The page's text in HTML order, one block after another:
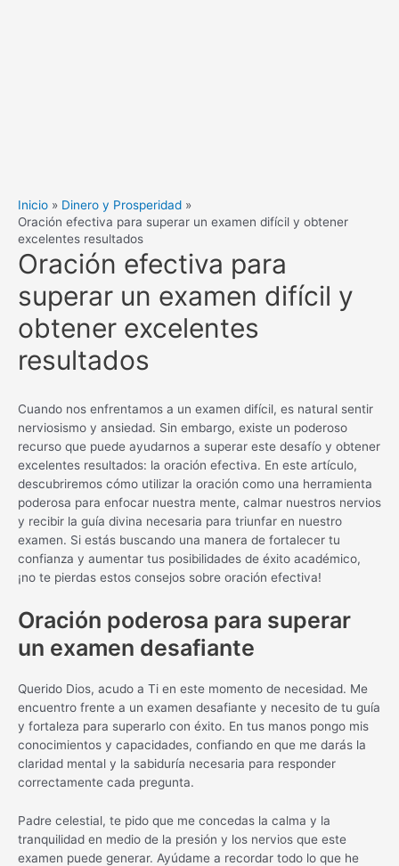
Inicio
Dinero y Prosperidad
Oración efectiva para superar un examen difícil y obtener
excelentes resultados
Oración efectiva para
superar un examen difícil y
obtener excelentes
resultados
Cuando nos enfrentamos a un examen difícil, es natural sentir
nerviosismo y ansiedad. Sin embargo, existe un poderoso
recurso que puede ayudarnos a superar este desafío y obtener
excelentes resultados: la oración efectiva. En este artículo,
descubriremos cómo utilizar la oración como una herramienta
poderosa para enfocar nuestra mente, calmar nuestros nervios
y recibir la guía divina necesaria para triunfar en nuestro
examen. Si estás buscando una manera de fortalecer tu
confianza y aumentar tus posibilidades de éxito académico,
¡no te pierdas estos consejos sobre oración efectiva!
Oración poderosa para superar
un examen desafiante
Querido Dios, acudo a Ti en este momento de necesidad. Me
encuentro frente a un examen desafiante y necesito de tu guía
y fortaleza para superarlo con éxito. En tus manos pongo mis
conocimientos y capacidades, confiando en que me darás la
claridad mental y la sabiduría necesaria para responder
correctamente cada pregunta.
Padre celestial, te pido que me concedas la calma y la
tranquilidad en medio de la presión y los nervios que este
examen puede generar. Ayúdame a recordar todo lo que he